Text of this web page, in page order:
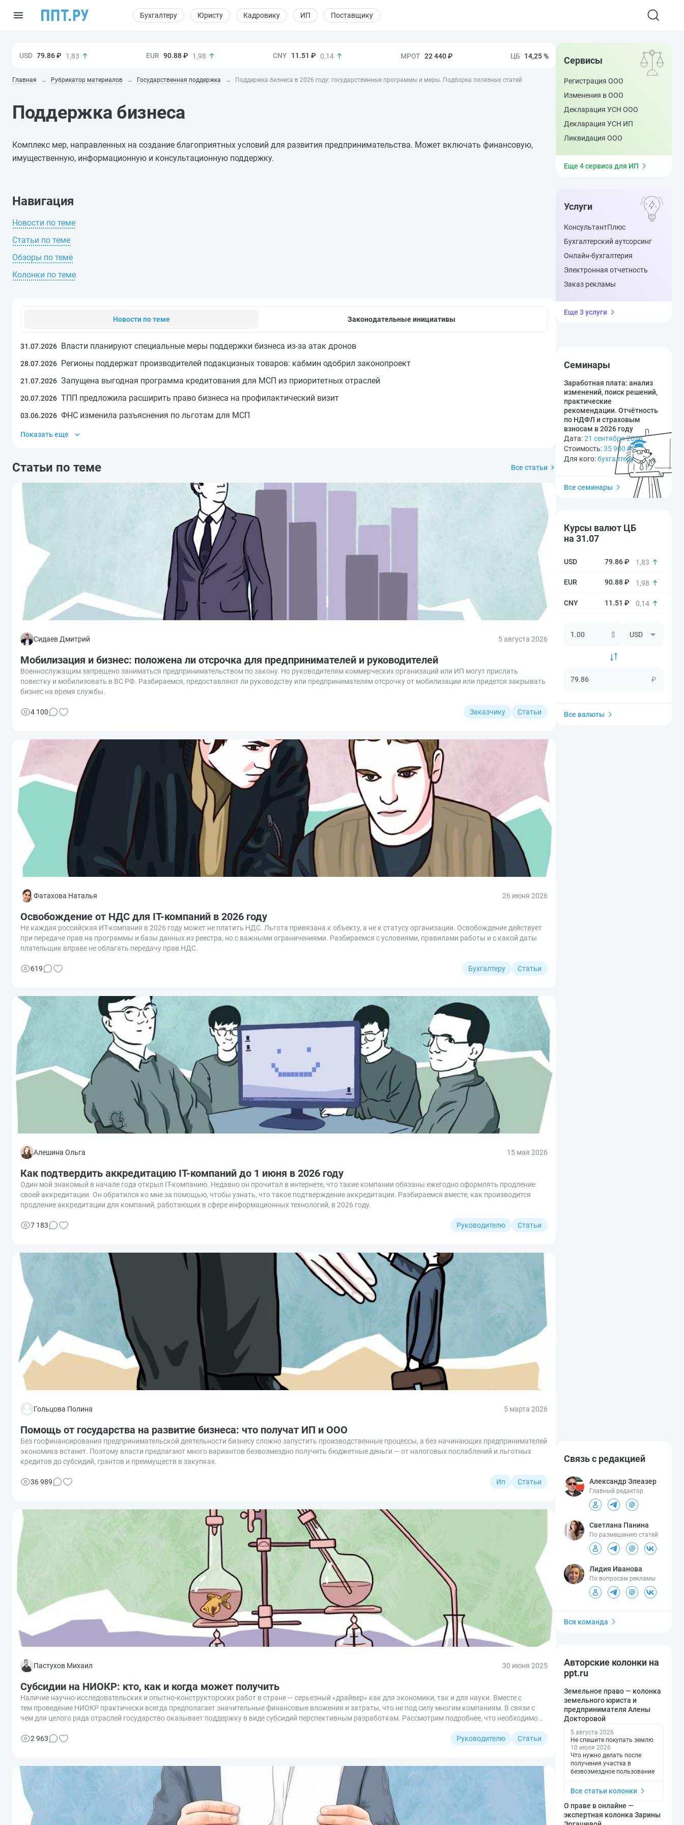
Бухгалтеру Юристу Кадровику ИП Поставщику
79.86 ₽ 1,83 90.88 ₽ 1,98 11.51 ₽ 0,14 22 440 ₽ 14,25 %
Главная Рубрикатор материалов Государственная поддержка Поддержка бизнеса в 2026 году: государственные программы и меры. Подборка полезных статей
Поддержка бизнеса
Комплекс мер, направленных на создание благоприятных условий для развития предпринимательства. Может включать финансовую,
имущественную, информационную и консультационную поддержку.
Новости по теме Законодательные инициативы
31.07.2026 Власти планируют специальные меры поддержки бизнеса из-за атак дронов
28.07.2026 Регионы поддержат производителей подакцизных товаров: кабмин одобрил законопроект
21.07.2026 Запущена выгодная программа кредитования для МСП из приоритетных отраслей
20.07.2026 ТПП предложила расширить право бизнеса на профилактический визит
03.06.2026 ФНС изменила разъяснения по льготам для МСП
Показать еще
Статьи по теме Все статьи
Сидаев Дмитрий 5 августа 2026
Мобилизация и бизнес: положена ли отсрочка для предпринимателей и руководителей
Военнослужащим запрещено заниматься предпринимательством по закону. Но руководителям коммерческих организаций или ИП могут прислать
повестку и мобилизовать в ВС РФ. Разбираемся, предоставляют ли руководству или предпринимателям отсрочку от мобилизации или придется закрывать
бизнес на время службы.
Заказчику Статьи
4 100
Фатахова Наталья 26 июня 2026
Освобождение от НДС для IT-компаний в 2026 году
Не каждая российская ИТ-компания в 2026 году может не платить НДС. Льгота привязана к объекту, а не к статусу организации. Освобождение действует
при передаче прав на программы и базы данных из реестра, но с важными ограничениями. Разбираемся с условиями, правилами работы и с какой даты
плательщик вправе не облагать передачу прав НДС.
Бухгалтеру Статьи
619
Алешина Ольга 15 мая 2026
Как подтвердить аккредитацию IT-компаний до 1 июня в 2026 году
Один мой знакомый в начале года открыл IT-компанию. Недавно он прочитал в интернете, что такие компании обязаны ежегодно оформлять продление
своей аккредитации. Он обратился ко мне за помощью, чтобы узнать, что такое подтверждение аккредитации. Разбираемся вместе, как производится
продление аккредитации для компаний, работающих в сфере информационных технологий, в 2026 году.
Руководителю Статьи
7 183
Гольцова Полина 5 марта 2026
Помощь от государства на развитие бизнеса: что получат ИП и ООО
Без госфинансирования предпринимательской деятельности бизнесу сложно запустить производственные процессы, а без начинающих предпринимателей
экономика встанет. Поэтому власти предлагают много вариантов безвозмездно получить бюджетные деньги — от налоговых послаблений и льготных
кредитов до субсидий, грантов и преимуществ в закупках.
Ип Статьи
36 989
Пастухов Михаил 30 июня 2025
Субсидии на НИОКР: кто, как и когда может получить
Наличие научно-исследовательских и опытно-конструкторских работ в стране — серьезный «драйвер» как для экономики, так и для науки. Вместе с
тем проведение НИОКР практически всегда предполагает значительные финансовые вложения и затраты, что не под силу многим компаниям. В связи с
чем для целого ряда отраслей государство оказывает поддержку в виде субсидий перспективным разработкам. Рассмотрим подробнее, что необходимо
Руководителю
Статьи
2 963
Навигация
Новости по теме
Статьи по теме
Обзоры по теме
Колонки по теме
Сервисы
Регистрация ООО
Изменения в ООО
Декларация УСН ООО
Декларация УСН ИП
Ликвидация ООО
Еще 4 сервиса для ИП
Услуги
КонсультантПлюс
Бухгалтерский аутсорсинг
Онлайн-бухгалтерия
Электронная отчетность
Заказ рекламы
Еще 3 услуги
Семинары
Заработная плата: анализ
изменений, поиск решений,
практические
рекомендации. Отчётность
по НДФЛ и страховым
взносам в 2026 году
Дата:21 сентября 2026
Стоимость:35 900 ₽
Для кого:бухгалтеру
Все семинары
Курсы валют ЦБ
на 31.07
79.86 ₽ 1,83
90.88 ₽ 1,98
11.51 ₽ 0,14
$
₽
Все валюты
Связь с редакцией
Александр Элеазер
Главный редактор
Светлана Панина
По размещению статей
Лидия Иванова
По вопросам рекламы
Вся команда
Авторские колонки на
ppt.ru
Земельное право — колонка
земельного юриста и
предпринимателя Алены
Докторовой
5 августа 2026
Не спешите покупать землю
10 июля 2026
Что нужно делать после
получения участка в
безвозмездное пользование
Все статьи колонки
О праве в онлайне —
экспертная колонка Зарины